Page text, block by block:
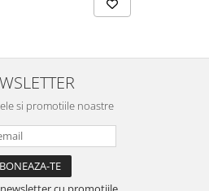
si promotiile noastre